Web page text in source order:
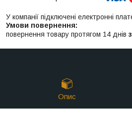
У компанії підключені електронні
повернення товару протягом 14 днів
Опис